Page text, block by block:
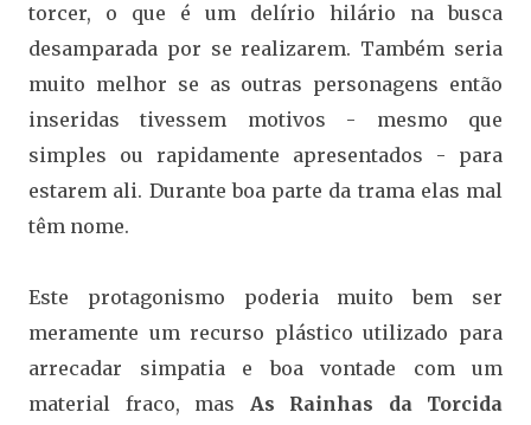
torcer, o que é um delírio hilário na busca
desamparada por se realizarem. Também seria
muito melhor se as outras personagens então
inseridas tivessem motivos - mesmo que
simples ou rapidamente apresentados - para
estarem ali. Durante boa parte da trama elas mal
têm nome.
Este protagonismo poderia muito bem ser
meramente um recurso plástico utilizado para
arrecadar simpatia e boa vontade com um
material fraco, mas As Rainhas da Torcida